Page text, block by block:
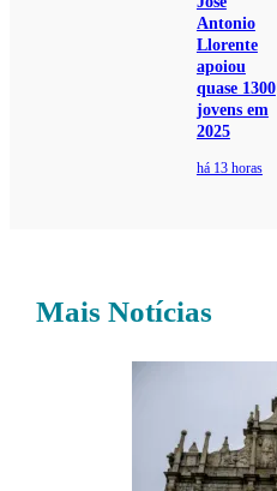
Antonio
Llorente
apoiou
quase 1300
jovens em
2025
há 13 horas
Mais Notícias